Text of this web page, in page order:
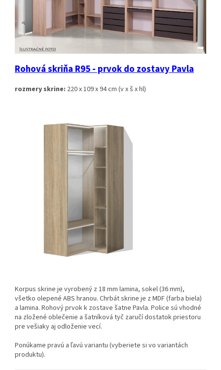
Rohová skriňa R95 - prvok do zostavy Pavla
rozmery skrine: 220 x 109 x 94 cm (v x š x hl)
Korpus skrine je vyrobený z 18 mm lamina, sokel (36 mm),
všetko olepené ABS hranou. Chrbát skrine je z MDF (farba biela)
a lamina. Rohový prvok k zostave šatne Pavla. Police sú vhodné
na zložené oblečenie a šatníková tyč zaručí dostatok priestoru
pre vešiaky aj odloženie vecí.
Ponúkame pravú a ľavú variantu (vyberiete si vo variantách
produktu).